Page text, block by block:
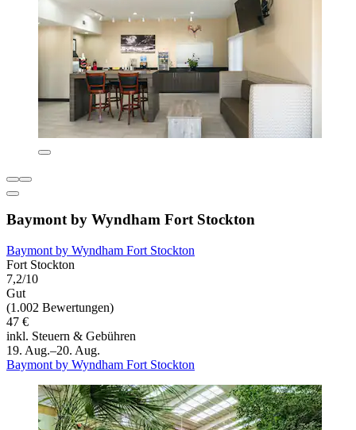
Baymont by Wyndham Fort Stockton
Baymont by Wyndham Fort Stockton
Fort Stockton
7,2/10
Gut
(1.002 Bewertungen)
47 €
inkl. Steuern & Gebühren
19. Aug.–20. Aug.
Baymont by Wyndham Fort Stockton